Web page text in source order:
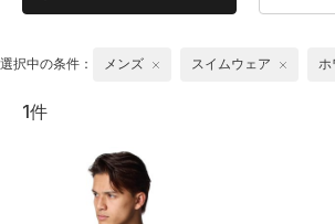
選択中の条件： メンズ スイムウェア ホ
1件